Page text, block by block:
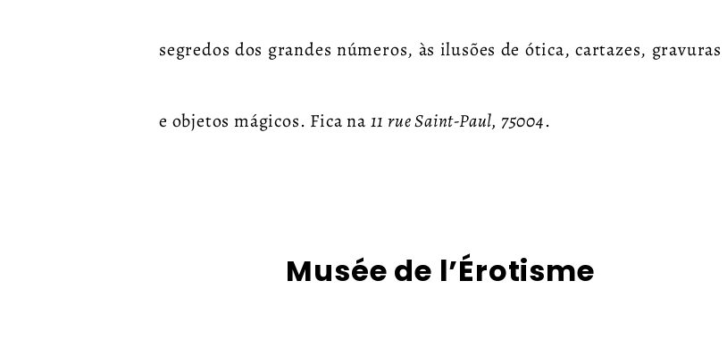
segredos dos grandes números, às ilusões de ótica, cartazes, gravuras
e objetos mágicos. Fica na 11 rue Saint-Paul, 75004.
Musée de l’Érotisme